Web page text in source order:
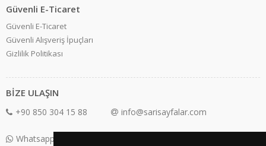
Güvenli E-Ticaret
Güvenli E-Ticaret
Güvenli Alışveriş İpuçları
Gizlilik Politikası
BİZE ULAŞIN
+90 850 304 15 88 info@sarisayfalar.com
Whatsapp Destek: +90 850 304 15 88